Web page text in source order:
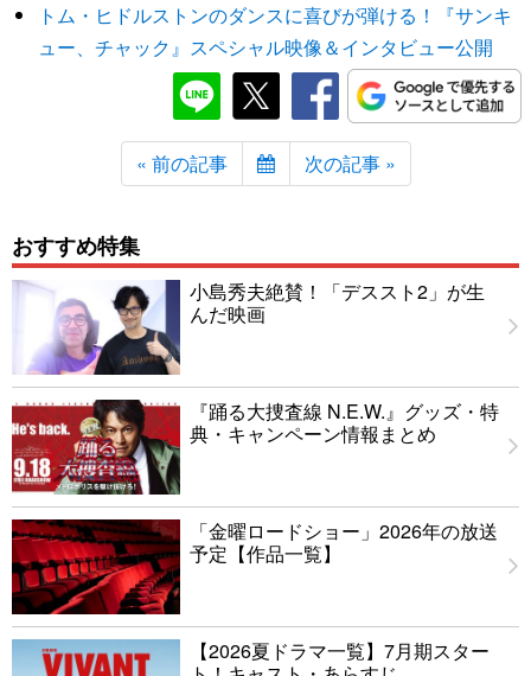
トム・ヒドルストンのダンスに喜びが弾ける！『サンキ
ュー、チャック』スペシャル映像＆インタビュー公開
« 前の記事 次の記事 »
おすすめ特集
小島秀夫絶賛！「デススト2」が生
んだ映画
『踊る大捜査線 N.E.W.』グッズ・特
典・キャンペーン情報まとめ
「金曜ロードショー」2026年の放送
予定【作品一覧】
【2026夏ドラマ一覧】7月期スター